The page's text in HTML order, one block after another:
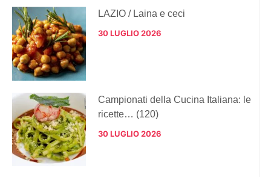
LAZIO / Laina e ceci
30 LUGLIO 2026
Campionati della Cucina Italiana: le
ricette… (120)
30 LUGLIO 2026